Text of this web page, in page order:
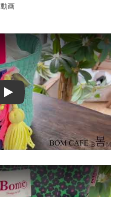
動画
Play